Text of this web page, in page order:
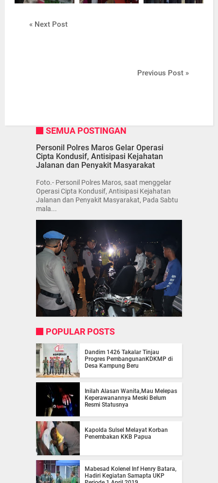
« Next Post
Previous Post »
SEMUA POSTINGAN
Personil Polres Maros Gelar Operasi
Cipta Kondusif, Antisipasi Kejahatan
Jalanan dan Penyakit Masyarakat
Foto.- Personil Polres Maros, saat menggelar
Operasi Cipta Kondusif, Antisipasi Kejahatan
Jalanan dan Penyakit Masyarakat, Pada Sabtu
mala...
POPULAR POSTS
Dandim 1426 Takalar Tinjau
Progres PembangunanKDKMP di
Desa Kampung Beru
Inilah Alasan Wanita,Mau Melepas
Keperawanannya Meski Belum
Resmi Statusnya
Kapolda Sulsel Melayat Korban
Penembakan KKB Papua
Mabesad Kolenel Inf Henry Batara,
Hadiri Kegiatan Samapta UKP